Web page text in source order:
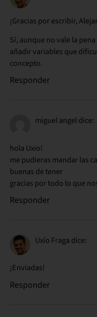
¡Gracias por escribir,
Sí, aunque no vale la
añadir variables que
concepto.
Responder
miguel angel dice:
hola Uxio!
me pudieras mandar las
buenas de tener
gracias por todo lo que
Responder
Uxío Fraga dice:
¡Enviadas!
Responder